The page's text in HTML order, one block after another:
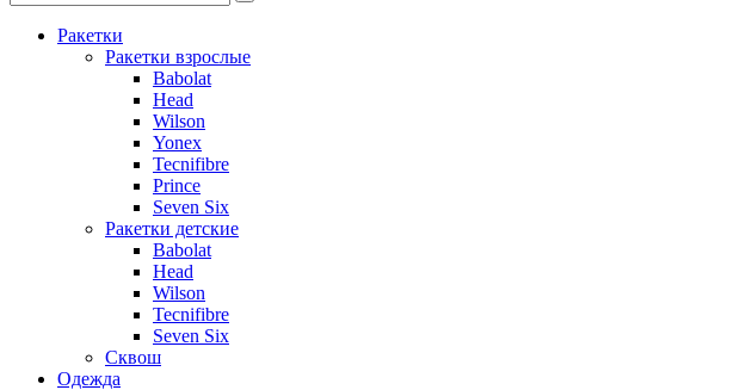
Ракетки
Ракетки взрослые
Babolat
Head
Wilson
Yonex
Tecnifibre
Prince
Seven Six
Ракетки детские
Babolat
Head
Wilson
Tecnifibre
Seven Six
Сквош
Одежда